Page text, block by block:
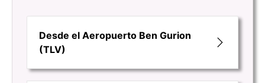
Desde el Aeropuerto Ben Gurion
(TLV)